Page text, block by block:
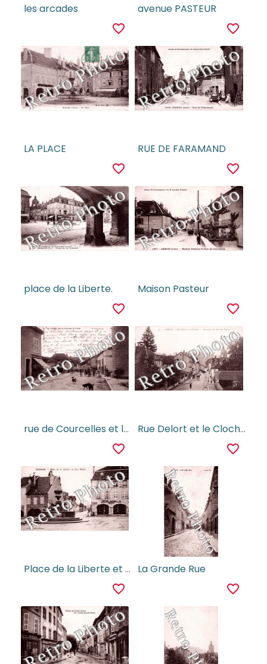
les arcades
favorite_border
avenue PASTEUR
favorite_border
LA PLACE
favorite_border
RUE DE FARAMAND
favorite_border
place de la Liberte.
favorite_border
Maison Pasteur
favorite_border
rue de Courcelles et le pont
favorite_border
Rue Delort et le Clocher
favorite_border
Place de la Liberte et Rue Delord
favorite_border
La Grande Rue
favorite_border